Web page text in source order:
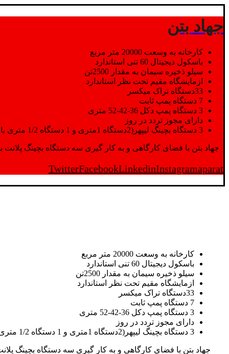
جهاد بتن
کارخانه به وسعت 20000 متر مربع
باسکول دیجیتال 60 تنی استاندارد
سیلو ذخیره سیمان به مقدار 2500تن
ازمایشگاه مقیم تحت نظر استاندارد
33دستگاه تراک میکسر
7 دستگاه پمپ ثابت
3 دستگاه پمپ دکل 36-42-52 متری
دارای مجوز تردد در روز
3 دستگاه بچینگ لیپهر(2دستگاه 1متری و 1 دستگاه 1/2 متری با توان تولید 150 متر مکعب در ساعت)
جهاد بتن با فضای کارگاهی و به کار گیری سه دستگاه بچینگ پلانت با ظرفیت 2500 تن در کنار پرسنل متخصص و پر تلاش واحدهای تولید و ازمایشگاه,بتن با کیفیت را برای واحد
TwitterFacebookLinkedinInstagramaparat
کارخانه به وسعت 20000 متر مربع
باسکول دیجیتال 60 تنی استاندارد
سیلو ذخیره سیمان به مقدار 2500تن
ازمایشگاه مقیم تحت نظر استاندارد
33دستگاه تراک میکسر
7 دستگاه پمپ ثابت
3 دستگاه پمپ دکل 36-42-52 متری
دارای مجوز تردد در روز
3 دستگاه بچینگ لیپهر(2دستگاه 1متری و 1 دستگاه 1/2 متری با توان تولید 150 متر مکعب در ساعت)